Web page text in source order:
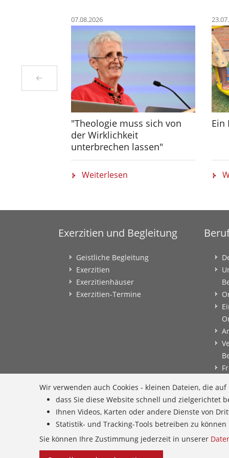
07.08.2026
"Theologie muss sich von
der Wirklichkeit
unterbrechen lassen"
Weiterlesen
Ein
Exerzitien und Begleitung
Geistliche Begleitung
Exerzitien
Exerzitienhäuser
Exerzitien-Termine
Wir verwenden auch Cookies - kleinen Dateien, die
dass Sie diese Website schnell und zielgerichtet
Ihnen Videos, Karten oder andere Dienste von
Statistik- und Tracking-Tools betreiben zu
Sie können Ihre Zustimmung jederzeit in unserer